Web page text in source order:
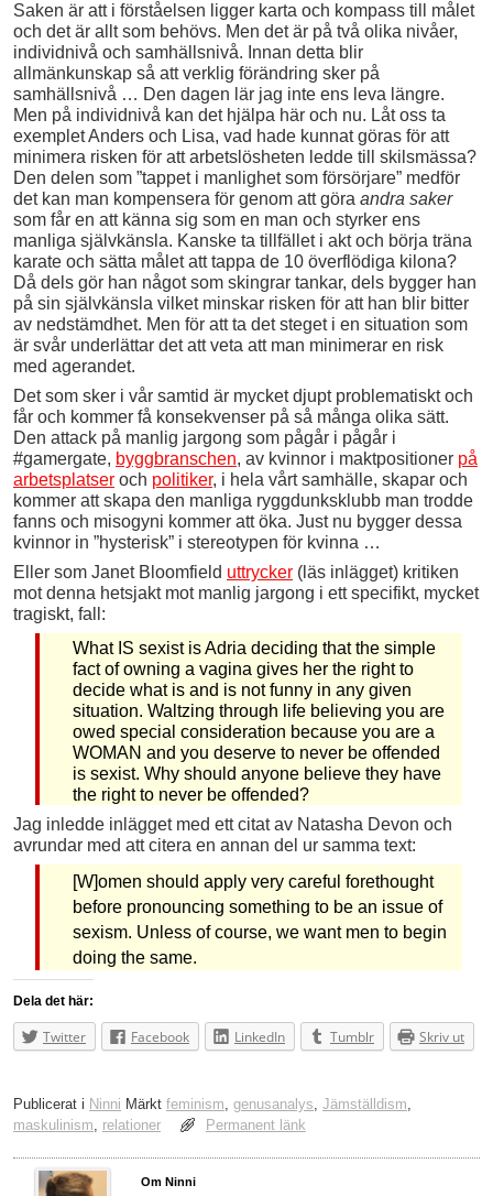
Saken är att i förståelsen ligger karta och kompass till målet
och det är allt som behövs. Men det är på två olika nivåer,
individnivå och samhällsnivå. Innan detta blir
allmänkunskap så att verklig förändring sker på
samhällsnivå … Den dagen lär jag inte ens leva längre.
Men på individnivå kan det hjälpa här och nu. Låt oss ta
exemplet Anders och Lisa, vad hade kunnat göras för att
minimera risken för att arbetslösheten ledde till skilsmässa?
Den delen som ”tappet i manlighet som försörjare” medför
det kan man kompensera för genom att göra andra saker
som får en att känna sig som en man och styrker ens
manliga självkänsla. Kanske ta tillfället i akt och börja träna
karate och sätta målet att tappa de 10 överflödiga kilona?
Då dels gör han något som skingrar tankar, dels bygger han
på sin självkänsla vilket minskar risken för att han blir bitter
av nedstämdhet. Men för att ta det steget i en situation som
är svår underlättar det att veta att man minimerar en risk
med agerandet.
Det som sker i vår samtid är mycket djupt problematiskt och
får och kommer få konsekvenser på så många olika sätt.
Den attack på manlig jargong som pågår i pågår i
#gamergate, byggbranschen, av kvinnor i maktpositioner på
arbetsplatser och politiker, i hela vårt samhälle, skapar och
kommer att skapa den manliga ryggdunksklubb man trodde
fanns och misogyni kommer att öka. Just nu bygger dessa
kvinnor in ”hysterisk” i stereotypen för kvinna …
Eller som Janet Bloomfield uttrycker (läs inlägget) kritiken
mot denna hetsjakt mot manlig jargong i ett specifikt, mycket
tragiskt, fall:
What IS sexist is Adria deciding that the simple
fact of owning a vagina gives her the right to
decide what is and is not funny in any given
situation. Waltzing through life believing you are
owed special consideration because you are a
WOMAN and you deserve to never be offended
is sexist. Why should anyone believe they have
the right to never be offended?
Jag inledde inlägget med ett citat av Natasha Devon och
avrundar med att citera en annan del ur samma text:
[W]omen should apply very careful forethought
before pronouncing something to be an issue of
sexism. Unless of course, we want men to begin
doing the same.
Dela det här:
Twitter Facebook LinkedIn Tumblr Skriv ut
Publicerat i Ninni Märkt feminism, genusanalys, Jämställdism,
maskulinism, relationer Permanent länk
Om Ninni